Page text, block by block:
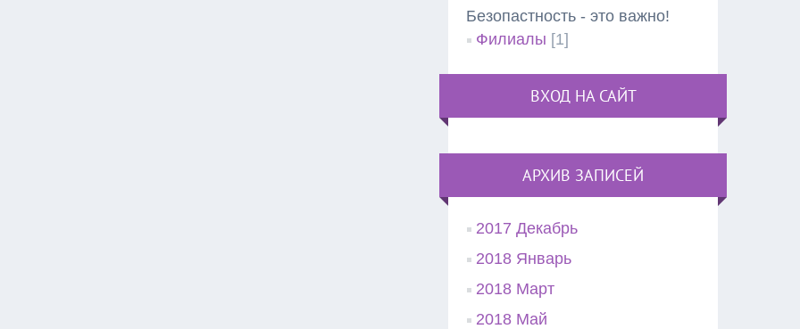
Безопастность - это важно!
Филиалы [1]
ВХОД НА САЙТ
АРХИВ ЗАПИСЕЙ
2017 Декабрь
2018 Январь
2018 Март
2018 Май